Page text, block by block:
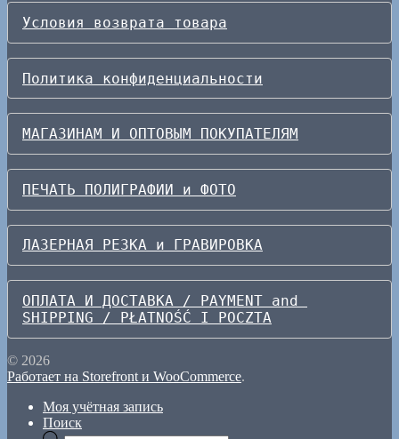
Условия возврата товара
Политика конфиденциальности
МАГАЗИНАМ И ОПТОВЫМ ПОКУПАТЕЛЯМ
ПЕЧАТЬ ПОЛИГРАФИИ и ФОТО
ЛАЗЕРНАЯ РЕЗКА и ГРАВИРОВКА
ОПЛАТА И ДОСТАВКА / PAYMENT and
SHIPPING / PŁATNOŚĆ I POCZTA
© 2026
Работает на Storefront и WooCommerce.
Моя учётная запись
Поиск